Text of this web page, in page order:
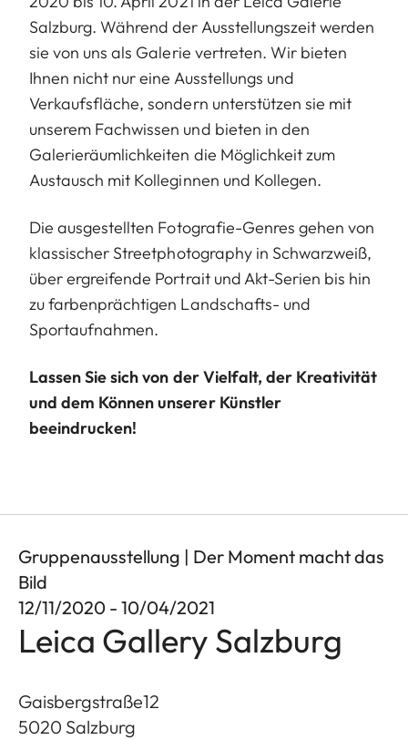
Salzburg. Während der Ausstellungszeit werden
sie von uns als Galerie vertreten. Wir bieten
Ihnen nicht nur eine Ausstellungs und
Verkaufsfläche, sondern unterstützen sie mit
unserem Fachwissen und bieten in den
Galerieräumlichkeiten die Möglichkeit zum
Austausch mit Kolleginnen und Kollegen.
Die ausgestellten Fotografie-Genres gehen von
klassischer Streetphotography in Schwarzweiß,
über ergreifende Portrait und Akt-Serien bis hin
zu farbenprächtigen Landschafts- und
Sportaufnahmen.
Lassen Sie sich von der Vielfalt, der Kreativität
und dem Können unserer Künstler
beeindrucken!
Gruppenausstellung | Der Moment macht das
Bild
12/11/2020 - 10/04/2021
Leica Gallery Salzburg
Gaisbergstraße12
5020 Salzburg